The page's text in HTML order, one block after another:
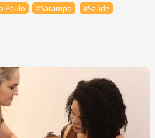
Paulo #Sarampo
#Saúde